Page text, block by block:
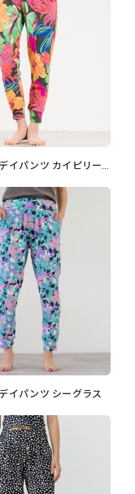
リラックスデイパンツ カイピリーニャ
イパンツ シーグラス